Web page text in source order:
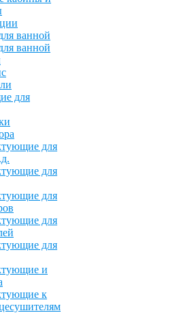
ванной
ванной
для
для
для
для
для
для
и
к